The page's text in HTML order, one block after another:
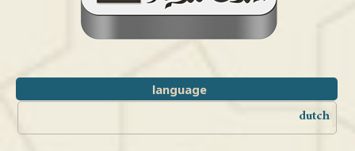
language
dutch